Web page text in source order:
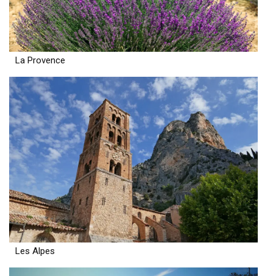
La Provence
Les Alpes